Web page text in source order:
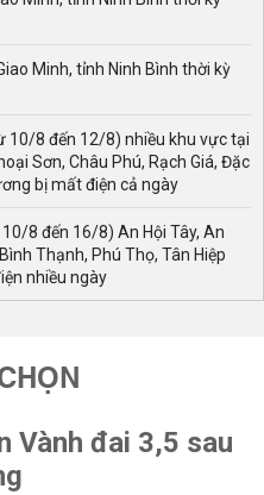
Minh, tỉnh Ninh Bình thời kỳ
10/8 đến 12/8) nhiều khu vực tại
Sơn, Châu Phú, Rạch Giá, Đặc
bị mất điện cả ngày
8 đến 16/8) An Hội Tây, An
Thạnh, Phú Thọ, Tân Hiệp
nhiều ngày
Vành đai 3,5 sau